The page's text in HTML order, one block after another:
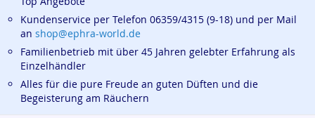
Kundenservice per Telefon 06359/4315 (9-18) und per Mail
an shop@ephra-world.de
Familienbetrieb mit über 45 Jahren gelebter Erfahrung als
Einzelhändler
Alles für die pure Freude an guten Düften und die
Begeisterung am Räuchern